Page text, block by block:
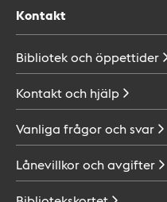
Kontakt
Bibliotek ochöppettider
Kontakt och hjälp
Vanliga frågor ochsvar
Lånevillkor ochavgifter